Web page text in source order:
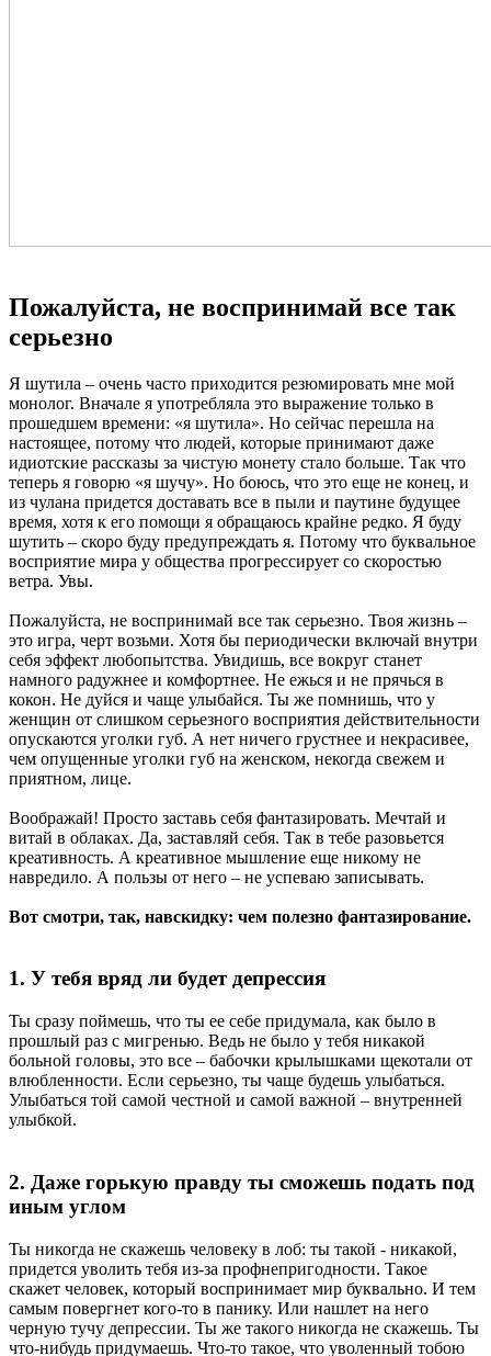
Пожалуйста, не воспринимай все так
серьезно
Я шутила – очень часто приходится резюмировать мне мой
монолог. Вначале я употребляла это выражение только в
прошедшем времени: «я шутила». Но сейчас перешла на
настоящее, потому что людей, которые принимают даже
идиотские рассказы за чистую монету стало больше. Так что
теперь я говорю «я шучу». Но боюсь, что это еще не конец, и
из чулана придется доставать все в пыли и паутине будущее
время, хотя к его помощи я обращаюсь крайне редко. Я буду
шутить – скоро буду предупреждать я. Потому что буквальное
восприятие мира у общества прогрессирует со скоростью
ветра. Увы.
Пожалуйста, не воспринимай все так серьезно. Твоя жизнь –
это игра, черт возьми. Хотя бы периодически включай внутри
себя эффект любопытства. Увидишь, все вокруг станет
намного радужнее и комфортнее. Не ежься и не прячься в
кокон. Не дуйся и чаще улыбайся. Ты же помнишь, что у
женщин от слишком серьезного восприятия действительности
опускаются уголки губ. А нет ничего грустнее и некрасивее,
чем опущенные уголки губ на женском, некогда свежем и
приятном, лице.
Воображай! Просто заставь себя фантазировать. Мечтай и
витай в облаках. Да, заставляй себя. Так в тебе разовьется
креативность. А креативное мышление еще никому не
навредило. А пользы от него – не успеваю записывать.
Вот смотри, так, навскидку: чем полезно фантазирование.
1. У тебя вряд ли будет депрессия
Ты сразу поймешь, что ты ее себе придумала, как было в
прошлый раз с мигренью. Ведь не было у тебя никакой
больной головы, это все – бабочки крылышками щекотали от
влюбленности. Если серьезно, ты чаще будешь улыбаться.
Улыбаться той самой честной и самой важной – внутренней
улыбкой.
2. Даже горькую правду ты сможешь подать под
иным углом
Ты никогда не скажешь человеку в лоб: ты такой - никакой,
придется уволить тебя из-за профнепригодности. Такое
скажет человек, который воспринимает мир буквально. И тем
самым повергнет кого-то в панику. Или нашлет на него
черную тучу депрессии. Ты же такого никогда не скажешь. Ты
что-нибудь придумаешь. Что-то такое, что уволенный тобою